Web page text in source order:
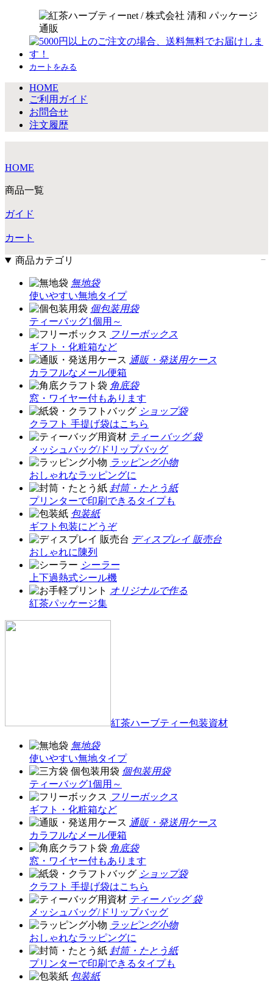
カートをみる
HOME
ご利用ガイド
お問合せ
注文履歴
HOME
商品一覧
ガイド
カート
商品カテゴリ
無地袋
使いやすい無地タイプ
個包装用袋
ティーバッグ1個用～
フリーボックス
ギフト・化粧箱など
通販・発送用ケース
カラフルなメール便箱
角底袋
窓・ワイヤー付もあります
ショップ袋
クラフト 手提げ袋はこちら
ティー バッグ 袋
メッシュバッグ/ドリップバッグ
ラッピング小物
おしゃれなラッピングに
封筒・たとう紙
プリンターで印刷できるタイプも
包装紙
ギフト包装にどうぞ
ディスプレイ 販売台
おしゃれに陳列
シーラー
上下過熱式シール機
オリジナルで作る
紅茶パッケージ集
紅茶ハーブティー包装資材
無地袋
使いやすい無地タイプ
個包装用袋
ティーバッグ1個用～
フリーボックス
ギフト・化粧箱など
通販・発送用ケース
カラフルなメール便箱
角底袋
窓・ワイヤー付もあります
ショップ袋
クラフト 手提げ袋はこちら
ティー バッグ 袋
メッシュバッグ/ドリップバッグ
ラッピング小物
おしゃれなラッピングに
封筒・たとう紙
プリンターで印刷できるタイプも
包装紙